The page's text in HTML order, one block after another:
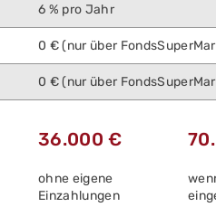
6 % pro Jahr
0 € (nur über
0 € (nur über
36.000 €
ohne eigene
Einzahlungen